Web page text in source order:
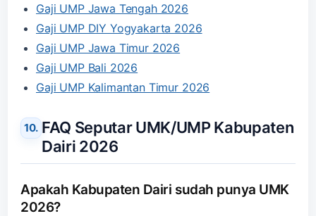
Gaji UMP Jawa Tengah 2026
Gaji UMP DIY Yogyakarta 2026
Gaji UMP Jawa Timur 2026
Gaji UMP Bali 2026
Gaji UMP Kalimantan Timur 2026
FAQ Seputar UMK/UMP Kabupaten
Dairi 2026
Apakah Kabupaten Dairi sudah punya UMK
2026?